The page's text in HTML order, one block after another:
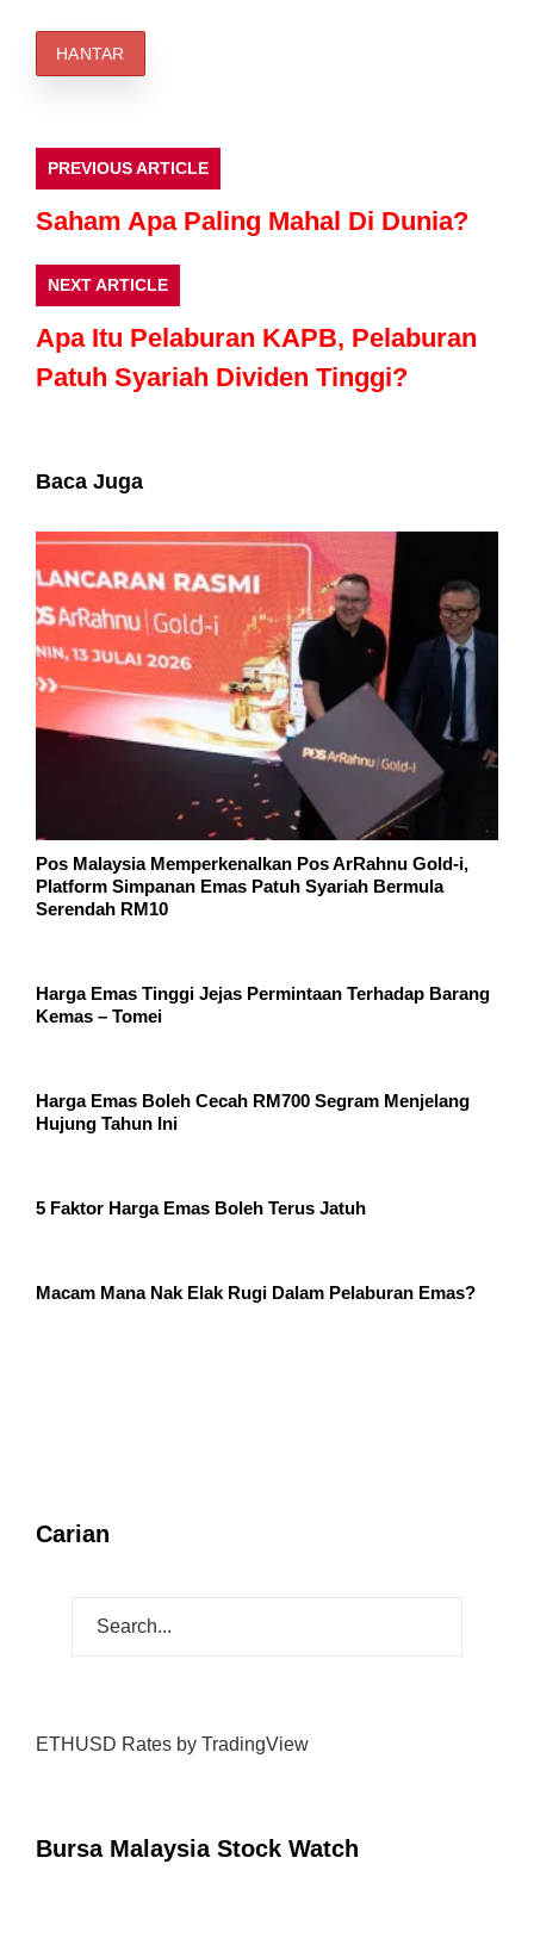
PREVIOUS ARTICLE
Saham Apa Paling Mahal Di Dunia?
NEXT ARTICLE
Apa Itu Pelaburan KAPB, Pelaburan
Patuh Syariah Dividen Tinggi?
Baca Juga
Pos Malaysia Memperkenalkan Pos ArRahnu Gold-i,
Platform Simpanan Emas Patuh Syariah Bermula
Serendah RM10
Harga Emas Tinggi Jejas Permintaan Terhadap Barang
Kemas – Tomei
Harga Emas Boleh Cecah RM700 Segram Menjelang
Hujung Tahun Ini
5 Faktor Harga Emas Boleh Terus Jatuh
Macam Mana Nak Elak Rugi Dalam Pelaburan Emas?
Carian
ETHUSD Rates by TradingView
Bursa Malaysia Stock Watch